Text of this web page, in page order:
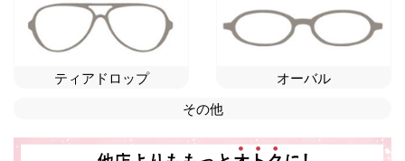
ティアドロップ
オーバル
その他